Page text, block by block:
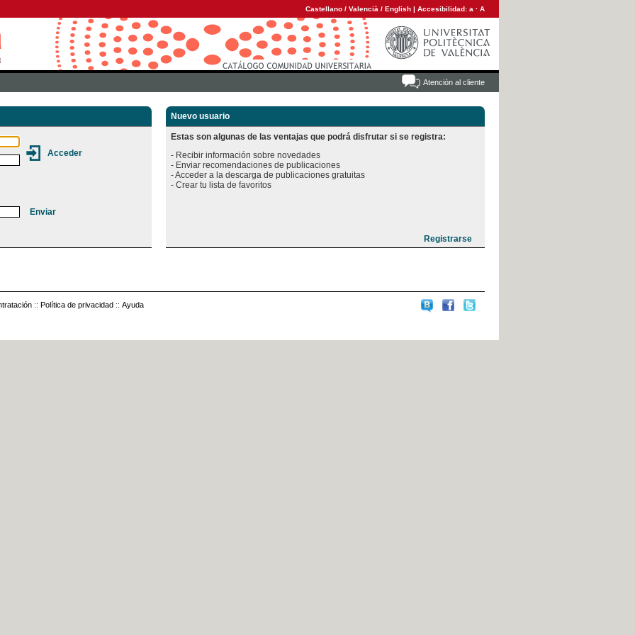
Castellano / Valencià / English | Accesibilidad: a · A
Atención al cliente
Nuevo usuario
Estas son algunas de las ventajas que podrá disfrutar si se registra:
- Recibir información sobre novedades
- Enviar recomendaciones de publicaciones
- Acceder a la descarga de publicaciones gratuitas
:: Política de privacidad :: Ayuda